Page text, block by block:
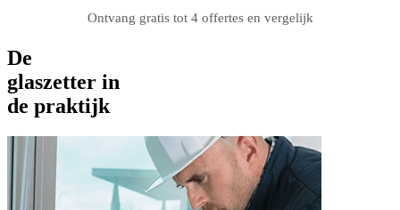
Ontvang gratis tot 4 offertes en vergelijk
De
glaszetter in
de praktijk